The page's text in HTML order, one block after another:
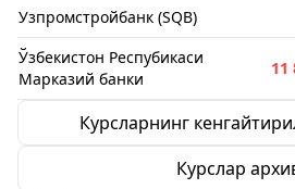
Узпромстройбанк (SQB)
Ўзбекистон Респубикаси
Марказий банки
11
Курсларнинг
Курслар